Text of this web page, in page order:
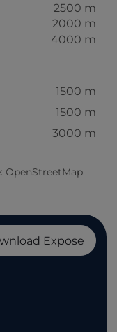
2500 m
2000 m
4000 m
1500 m
1500 m
3000 m
OpenStreetMap
Expose